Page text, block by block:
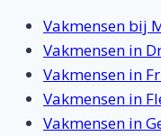
Vakmensen bij
Vakmensen in
Vakmensen in
Vakmensen in
Vakmensen in